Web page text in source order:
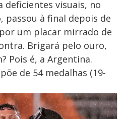
deficientes visuais, no
passou à final depois de
um placar mirrado de
Brigará pelo ouro,
Pois é, a Argentina.
de 54 medalhas (19-